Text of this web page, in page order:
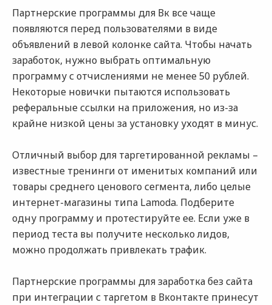
Партнерские программы для Вк все чаще
появляются перед пользователями в виде
объявлений в левой колонке сайта. Чтобы начать
заработок, нужно выбрать оптимальную
программу с отчислениями не менее 50 рублей.
Некоторые новички пытаются использовать
реферальные ссылки на приложения, но из-за
крайне низкой цены за установку уходят в минус.
Отличный выбор для таргетированной рекламы –
известные тренинги от именитых компаний или
товары среднего ценового сегмента, либо целые
интернет-магазины типа Lamoda. Подберите
одну программу и протестируйте ее. Если уже в
период теста вы получите несколько лидов,
можно продолжать привлекать трафик.
Партнерские программы для заработка без сайта
при интеграции с таргетом в Вконтакте принесут